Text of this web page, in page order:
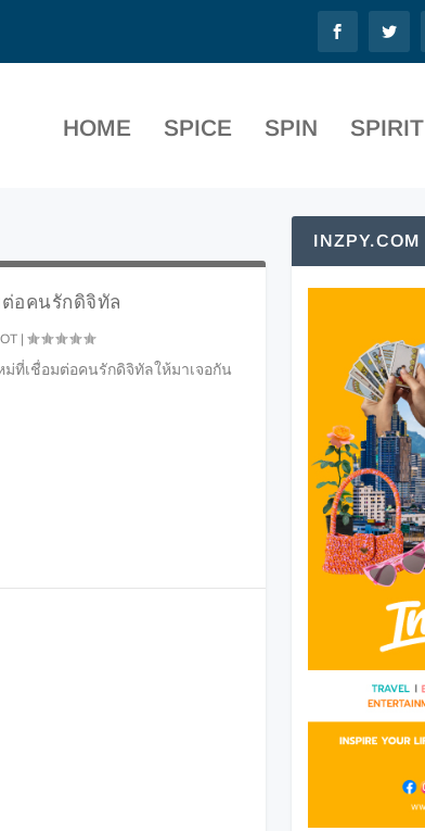
HOME SPICE SPIN SPIRIT
ต่อคนรักดิจิทัล
|
ม่ที่เชื่อมต่อคนรักดิจิทัลให้มาเจอกัน
INZPY.COM